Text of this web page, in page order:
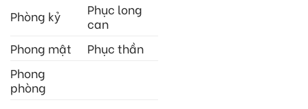
Phòng kỷ
Phục long
can
Phong mật
Phục thần
Phong
phòng